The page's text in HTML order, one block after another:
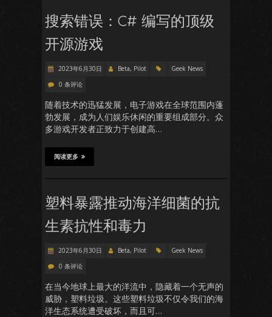
搜索错误：C# 编写的顶级
开源游戏
2023年6月30日 Beta, Pilot
Geek News
0 条评论
随着技术的迅猛发展，电子游戏在全球范围内蓬
勃发展，成为人们娱乐休闲的重要组成部分。众
多游戏开发者正致力于创建高…
阅读更多
塑料暴露推动海洋细菌的抗
生素抗性和毒力
2023年6月30日 Beta, Pilot
Geek News
0 条评论
在当今地球上最大的洋流中，隐藏着一个无声的
威胁，塑料垃圾。这些塑料垃圾不仅令我们的海
洋生态系统遭受破坏，而且可…